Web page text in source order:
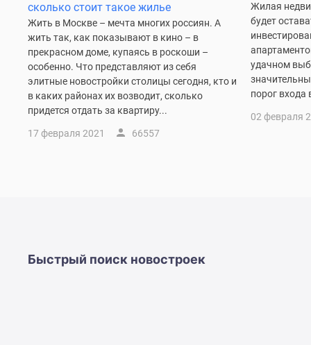
авторы
проекте
Контакты
Реклама
Квартиры
сколько стоит такое жилье
Жить в Москве – мечта многих россиян. А
жить так, как показывают в кино – в
прекрасном доме, купаясь в роскоши –
особенно. Что представляют из себя
элитные новостройки столицы сегодня, кто и
в каких районах их возводит, сколько
придется отдать за квартиру...
17 февраля 2021 66557
Жилая
будет
удачном
порог входа
02 февраля
Быстрый поиск новостроек